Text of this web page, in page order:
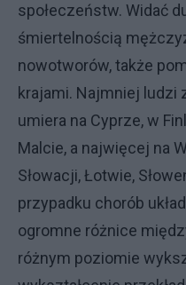
społeczeństw. Widać
śmiertelnością
nowotworów, także
krajami. Najmniej ludzi
umiera na Cyprze, w
Malcie, a najwięcej na
Słowacji, Łotwie,
przypadku chorób
ogromne różnice
różnym poziomie